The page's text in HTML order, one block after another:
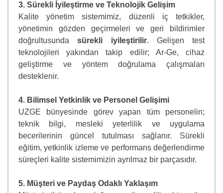
3. Sürekli İyileştirme ve Teknolojik Gelişim
Kalite yönetim sistemimiz, düzenli iç tetkikler,
yönetimin gözden geçirmeleri ve geri bildirimler
doğrultusundasürekli iyileştirilir. Gelişen test
teknolojileri yakından takip edilir; Ar-Ge, cihaz
geliştirme ve yöntem doğrulama çalışmaları
desteklenir.
4. Bilimsel Yetkinlik ve Personel Gelişimi
UZGE bünyesinde görev yapan tüm personelin;
teknik bilgi, mesleki yeterlilik ve uygulama
becerilerinin güncel tutulması sağlanır. Sürekli
eğitim, yetkinlik izleme ve performans değerlendirme
süreçleri kalite sistemimizin ayrılmaz bir parçasıdır.
5. Müşteri ve Paydaş Odaklı Yaklaşım